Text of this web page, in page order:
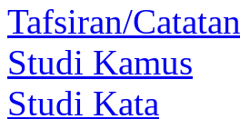
Tafsiran/Catatan
Studi Kamus
Studi Kata